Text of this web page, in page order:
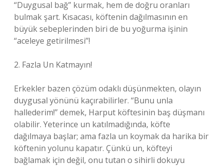
“Duygusal bağ” kurmak, hem de doğru oranları
bulmak şart. Kısacası, köftenin dağılmasının en
büyük sebeplerinden biri de bu yoğurma işinin
“aceleye getirilmesi”!
2. Fazla Un Katmayın!
Erkekler bazen çözüm odaklı düşünmekten, olayın
duygusal yönünü kaçırabilirler. “Bunu unla
hallederim!” demek, Harput köftesinin baş düşmanı
olabilir. Yeterince un katılmadığında, köfte
dağılmaya başlar; ama fazla un koymak da harika bir
köftenin yolunu kapatır. Çünkü un, köfteyi
bağlamak için değil, onu tutan o sihirli dokuyu